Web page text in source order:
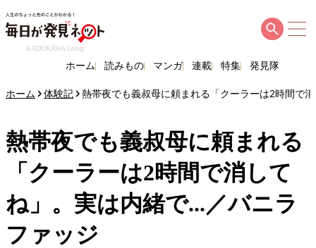
KADOKAWA Group
ホーム 読みもの マンガ 連載 特集 発見隊
ホーム 体験記 熱帯夜でも義叔母に頼まれる「クーラーは2時間で
熱帯夜でも義叔母に頼まれる
「クーラーは2時間で消して
ね」。実は内緒で...／バニラ
ファッジ